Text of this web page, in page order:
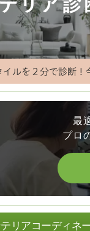
最
プロ
リアコーディネ